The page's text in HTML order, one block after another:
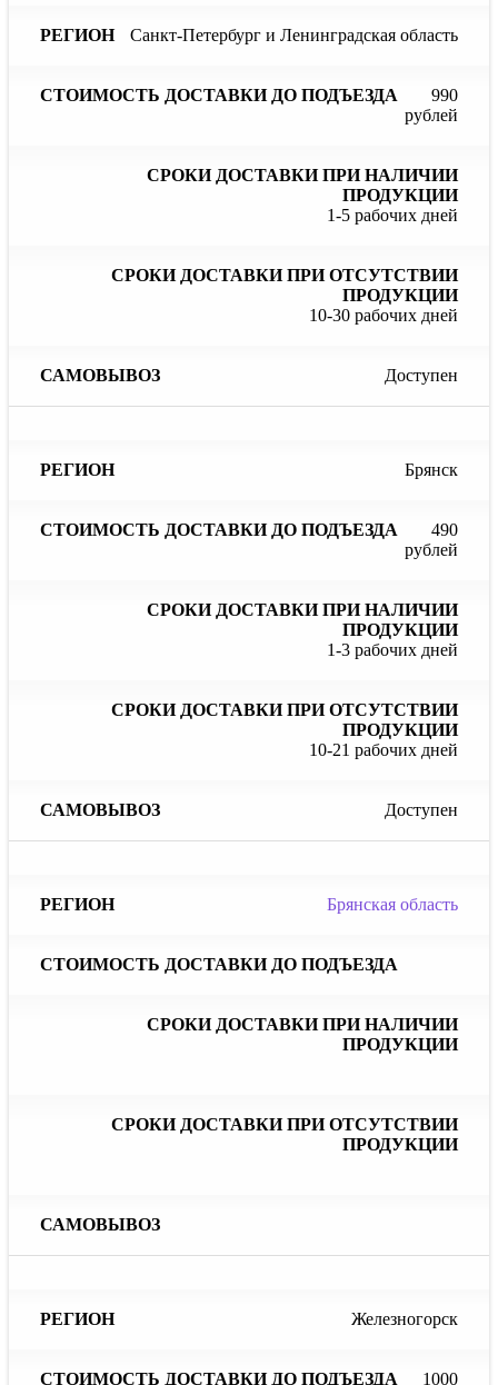
Санкт-Петербург и Ленинградская область
990
рублей
1-5 рабочих дней
10-30 рабочих дней
Доступен
Брянск
490
рублей
1-3 рабочих дней
10-21 рабочих дней
Доступен
Брянская область
Железногорск
1000